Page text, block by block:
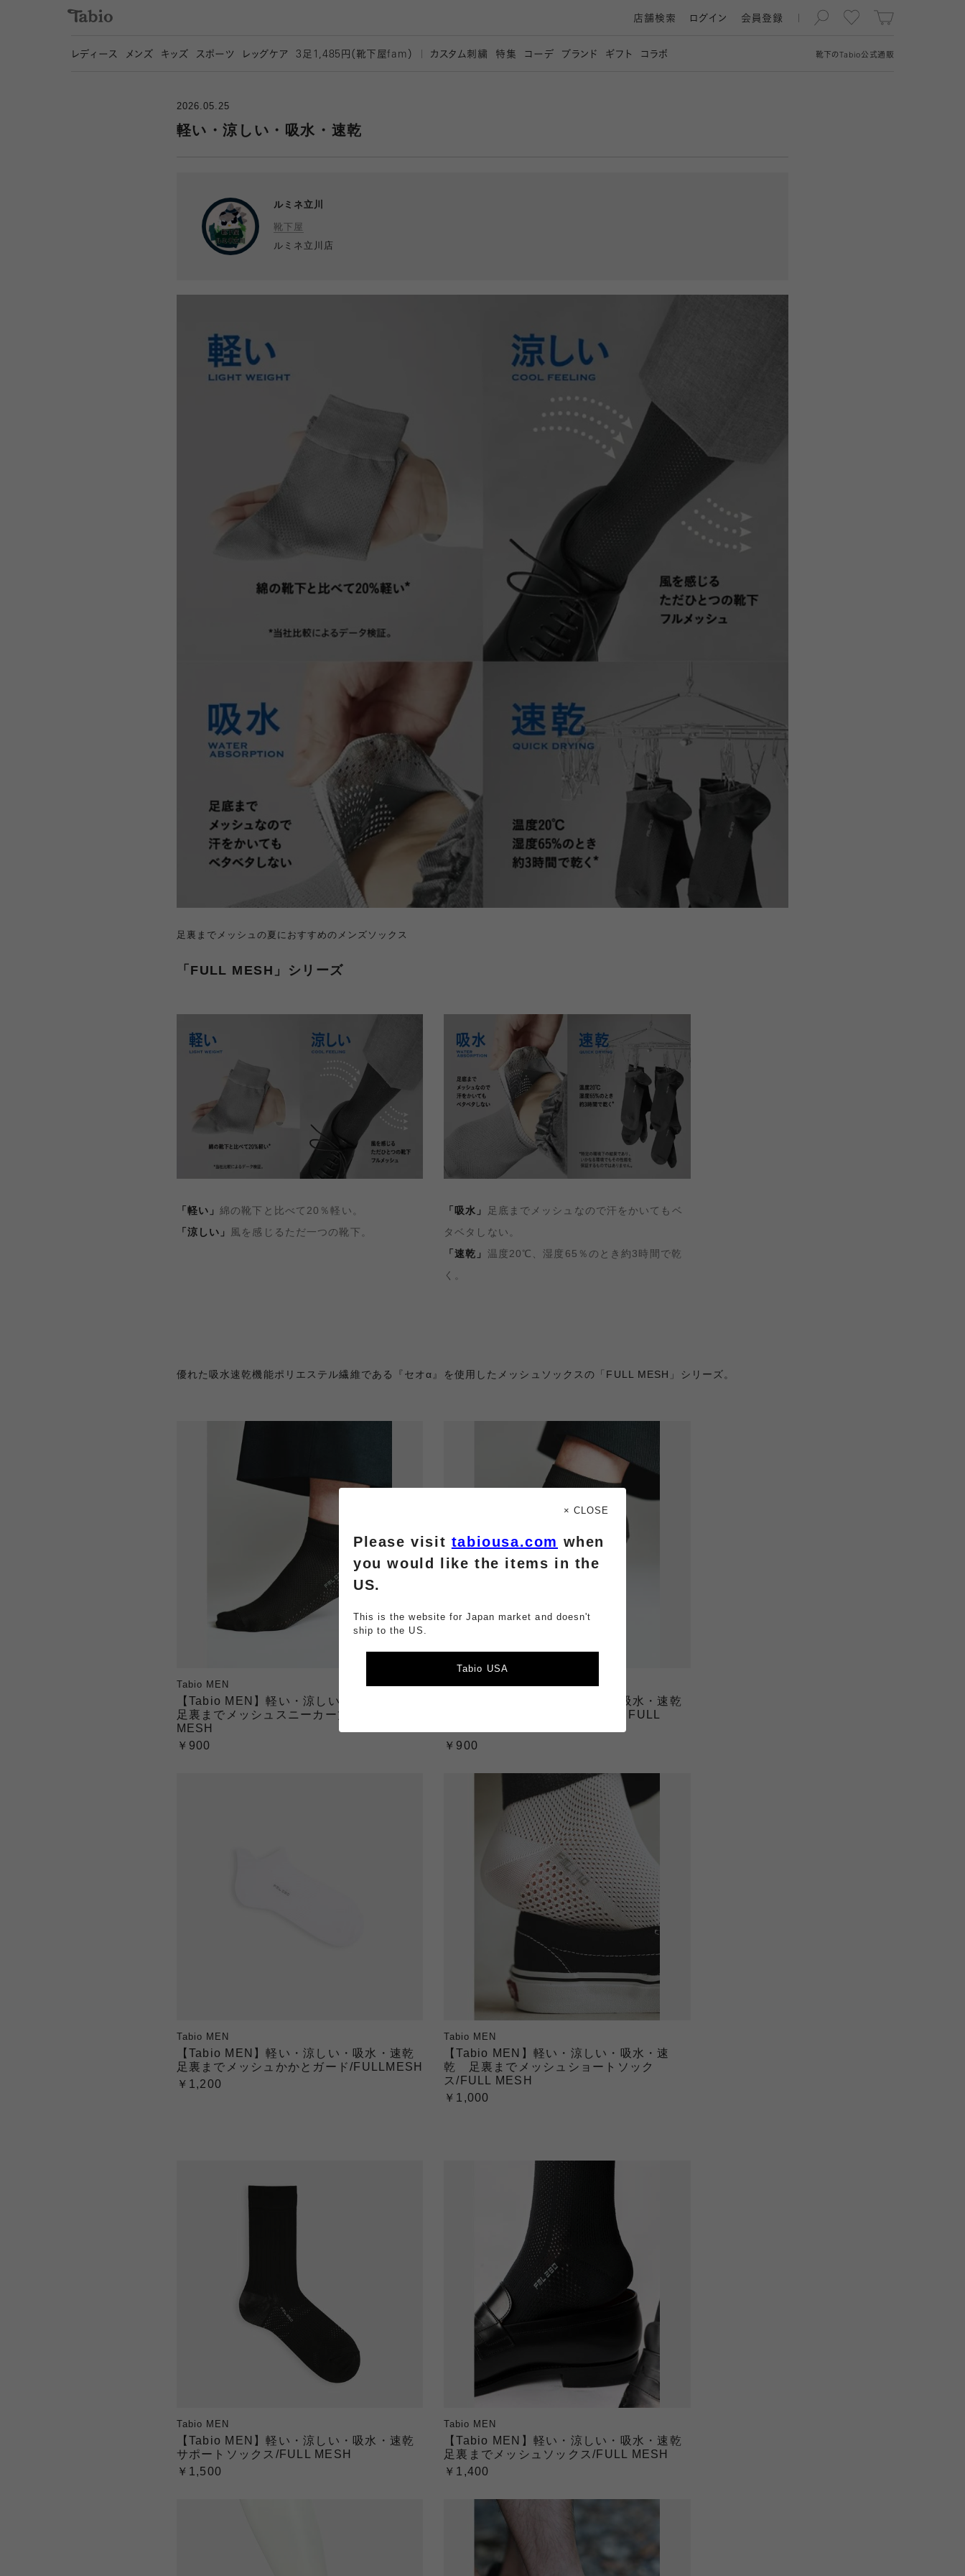
靴下の Tabio公式通販
店舗検索 ログイン 会員登録
レディース メンズ キッズ スポーツ レッグケア 3 足1,485円（靴下屋fam） カスタム刺繍 特集 コーデ ブランド ギフト コラボ
2026.05.25
軽い・涼しい・吸水・速乾
ルミネ立川
靴下屋
ルミネ立川店
足裏までメッシュの夏におすすめのメンズソックス
「FULL MESH」シリーズ
「軽い」綿の靴下と比べて20％軽い。
「涼しい」
風を感じるただ一つの靴下。
「吸水」
足底までメッシュなので汗をかいてもベ
タベタしない。
「速乾」 温度20℃、湿度65％のとき約3時間で乾
く。
優れた吸水速乾機能ポリエステル繊維である『セオα』を使用したメッシュソックスの「FULL MESH」シリーズ。
Tabio MEN
【Tabio MEN】軽い・涼しい・吸水・速乾
足裏までメッシュスニーカー丈/FULL
MESH
￥900
Tabio MEN
【Tabio MEN】軽い・涼しい・吸水・速乾
足裏までメッシュスニーカー丈 | FULL
￥900
Tabio MEN
【Tabio MEN】軽い・涼しい・吸水・速乾
足裏までメッシュかかとガード/FULLMESH
￥1,200
Tabio MEN
【Tabio MEN】軽い・涼しい・吸水・速
乾 足裏までメッシュショートソック
ス/FULL MESH
￥1,000
Tabio MEN
【Tabio MEN】軽い・涼しい・吸水・速乾
サポートソックス/FULL MESH
￥1,500
Tabio MEN
【Tabio MEN】軽い・涼しい・吸水・速乾
足裏までメッシュソックス/FULL MESH
￥1,400
× CLOSE
Please visit tabiousa.com when
you would like the items in the
US.
This is the website for Japan market and doesn't
ship to the US.
Tabio USA